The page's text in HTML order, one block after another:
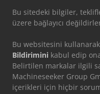
Bu sitedeki bilgiler,
üzere bağlayıcı
Bu websitesini
Bildirimini kabul edip
Belirtilen markalar ilgili
Machineseeker Group
içerikleri için hiçbir